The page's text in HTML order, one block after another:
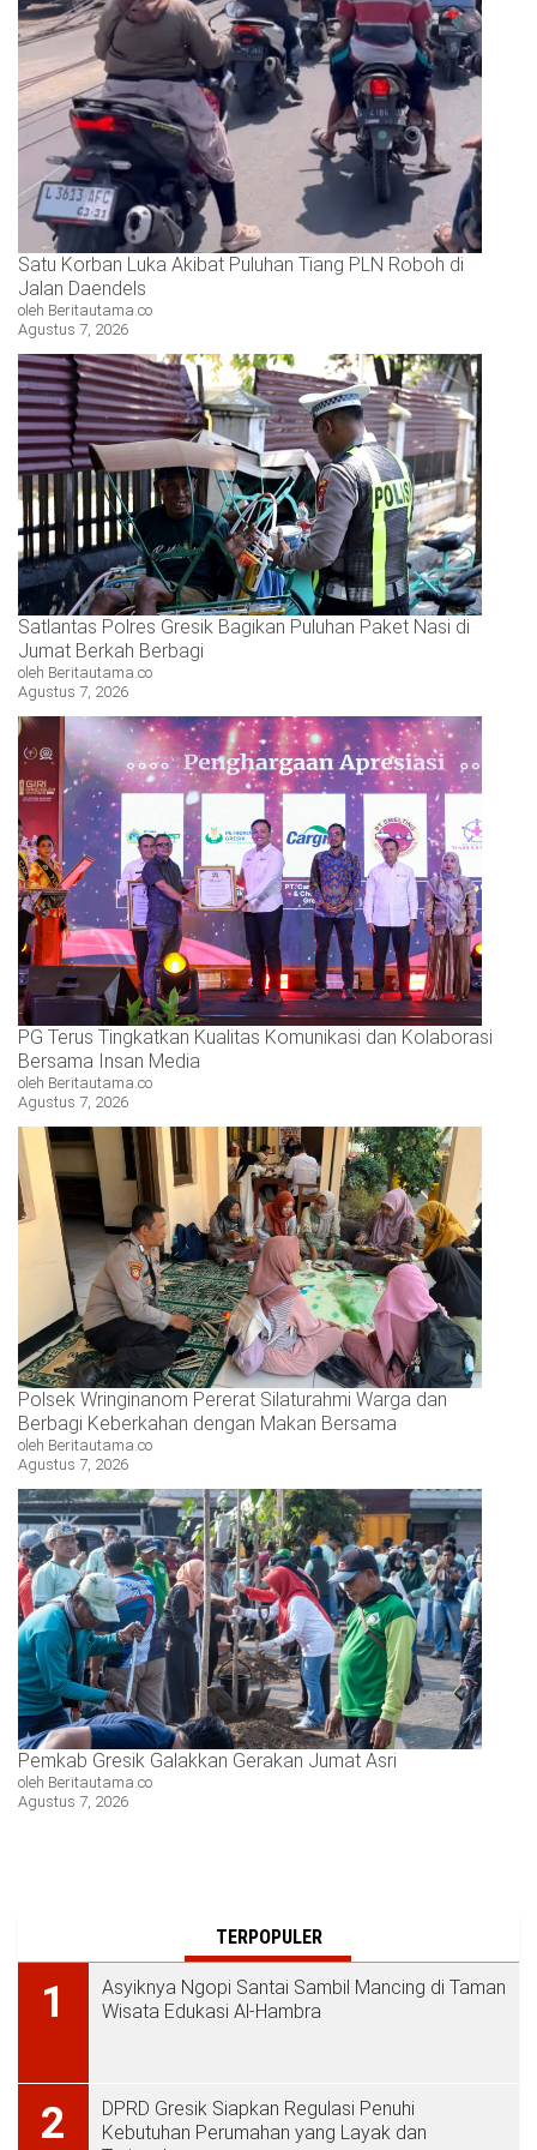
Satu Korban Luka Akibat Puluhan Tiang PLN Roboh di
Jalan Daendels
oleh Beritautama.co
Agustus 7, 2026
Satlantas Polres Gresik Bagikan Puluhan Paket Nasi di
Jumat Berkah Berbagi
oleh Beritautama.co
Agustus 7, 2026
PG Terus Tingkatkan Kualitas Komunikasi dan Kolaborasi
Bersama Insan Media
oleh Beritautama.co
Agustus 7, 2026
Polsek Wringinanom Pererat Silaturahmi Warga dan
Berbagi Keberkahan dengan Makan Bersama
oleh Beritautama.co
Agustus 7, 2026
Pemkab Gresik Galakkan Gerakan Jumat Asri
oleh Beritautama.co
Agustus 7, 2026
TERPOPULER
1
Asyiknya Ngopi Santai Sambil Mancing di Taman
Wisata Edukasi Al-Hambra
2
DPRD Gresik Siapkan Regulasi Penuhi
Kebutuhan Perumahan yang Layak dan